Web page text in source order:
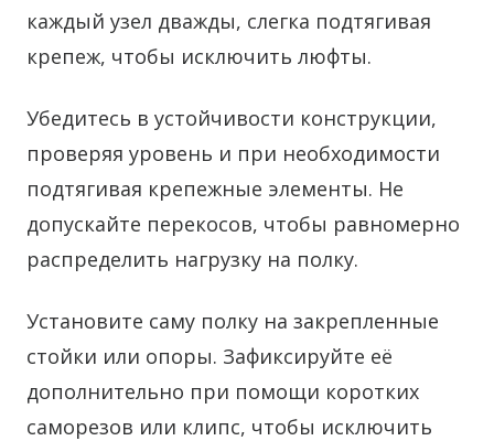
каждый узел дважды, слегка подтягивая
крепеж, чтобы исключить люфты.
Убедитесь в устойчивости конструкции,
проверяя уровень и при необходимости
подтягивая крепежные элементы. Не
допускайте перекосов, чтобы равномерно
распределить нагрузку на полку.
Установите саму полку на закрепленные
стойки или опоры. Зафиксируйте её
дополнительно при помощи коротких
саморезов или клипс, чтобы исключить